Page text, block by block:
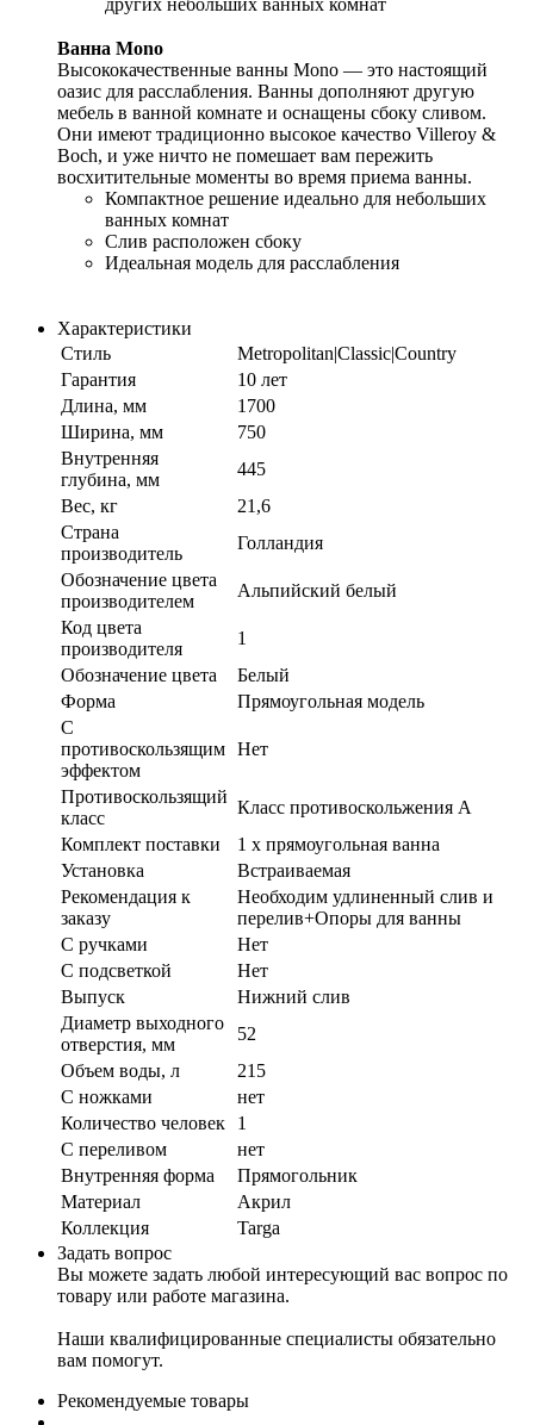
других небольших ванных комнат
Ванна Mono
Высококачественные ванны Mono — это настоящий
оазис для расслабления. Ванны дополняют другую
мебель в ванной комнате и оснащены сбоку сливом.
Они имеют традиционно высокое качество Villeroy &
Boch, и уже ничто не помешает вам пережить
восхитительные моменты во время приема ванны.
Компактное решение идеально для небольших
ванных комнат
Слив расположен сбоку
Идеальная модель для расслабления
Характеристики
Стиль
Metropolitan|Classic|Country
Гарантия
10 лет
Длина, мм
1700
Ширина, мм
750
Внутренняя
глубина, мм
445
Вес, кг
21,6
Страна
производитель
Голландия
Обозначение цвета
производителем
Альпийский белый
Код цвета
производителя
1
Обозначение цвета
Белый
Форма
Прямоугольная модель
С
противоскользящим
эффектом
Нет
Противоскользящий
класс
Класс противоскольжения A
Комплект поставки
1 x прямоугольная ванна
Установка
Встраиваемая
Рекомендация к
заказу
Необходим удлиненный слив и
перелив+Опоры для ванны
С ручками
Нет
С подсветкой
Нет
Выпуск
Нижний слив
Диаметр выходного
отверстия, мм
52
Объем воды, л
215
С ножками
нет
Количество человек
1
С переливом
нет
Внутренняя форма
Прямогольник
Материал
Акрил
Коллекция
Targa
Задать вопрос
Вы можете задать любой интересующий вас вопрос по
товару или работе магазина.
Наши квалифицированные специалисты обязательно
вам помогут.
Рекомендуемые товары